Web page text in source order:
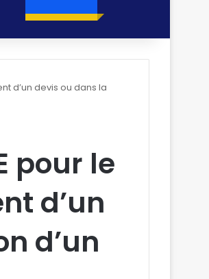
d’un devis ou dans la
pour le
d’un
d’un